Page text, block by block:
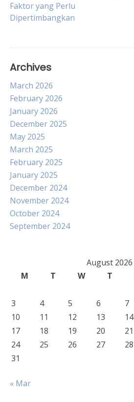
navigation
Faktor yang Perlu
Dipertimbangkan
Archives
March 2026
February 2026
January 2026
December 2025
May 2025
March 2025
February 2025
January 2025
December 2024
November 2024
October 2024
September 2024
August 2026
M
T W T
3
4 5 6 7
10
11 12 13 14
17
18 19 20 21
24
25 26 27 28
31
« Mar